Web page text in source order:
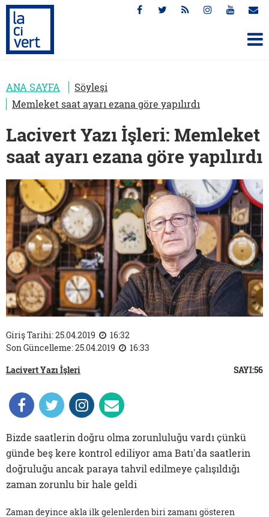
ANA SAYFA
Söyleşi
Memleket saat ayarı ezana göre yapılırdı
Lacivert Yazı İşleri: Memleket
saat ayarı ezana göre yapılırdı
Giriş Tarihi: 25.04.2019
16:32
Son Güncelleme: 25.04.2019
16:33
Lacivert Yazı İşleri
SAYI:56
Bizde saatlerin doğru olma zorunluluğu vardı çünkü
günde beş kere kontrol ediliyor ama Batı'da saatlerin
doğruluğu ancak paraya tahvil edilmeye çalışıldığı
zaman zorunlu bir hale geldi
Zaman deyince akla ilk gelenlerden biri zamanı gösteren